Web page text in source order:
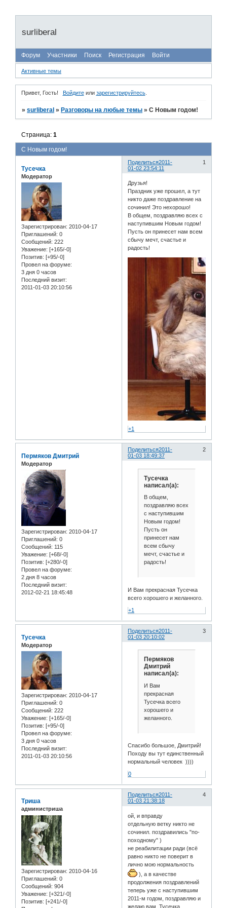
surliberal
Форум Участники Поиск Регистрация Войти
Активные темы
Привет, Гость! Войдитеили зарегистрируйтесь.
»surliberal » Разговоры на любые темы »С Новым годом!
С Новым годом!
Страница:1
Поделиться 1
2011-
01-02 23:54:11
Тусечка
Модератор
Зарегистрирован: 2010-04-17
Приглашений: 0
Сообщений: 222
Уважение: [+165/-0]
Позитив: [+95/-0]
Провел на форуме:
3 дня 0 часов
Последний визит:
2011-01-03 20:10:56
Друзья!
Праздник уже прошел, а тут
никто даже поздравление на
сочинил! Это нехорошо!
В общем, поздравляю всех с
наступившим Новым годом!
Пусть он принесет нам всем
сбычу мечт, счастье и
радость!
+1
Поделиться 2
2011-
01-03 18:49:37
Пермяков Дмитрий
Модератор
Зарегистрирован: 2010-04-17
Приглашений: 0
Сообщений: 115
Уважение: [+68/-0]
Позитив: [+280/-0]
Провел на форуме:
2 дня 8 часов
Последний визит:
2012-02-21 18:45:48
Тусечка
написал(а):
В общем,
поздравляю всех
с наступившим
Новым годом!
Пусть он
принесет нам
всем сбычу
мечт, счастье и
радость!
И Вам прекрасная Тусечка
всего хорошего и желанного.
+1
Поделиться 3
2011-
01-03 20:10:02
Тусечка
Модератор
Зарегистрирован: 2010-04-17
Приглашений: 0
Сообщений: 222
Уважение: [+165/-0]
Позитив: [+95/-0]
Провел на форуме:
3 дня 0 часов
Последний визит:
2011-01-03 20:10:56
Пермяков
Дмитрий
написал(а):
И Вам
прекрасная
Тусечка всего
хорошего и
желанного.
Спасибо большое, Дмитрий!
Походу вы тут единственный
нормальный человек ))))
0
Поделиться 4
2011-
01-03 21:38:18
Триша
администриша
Зарегистрирован: 2010-04-16
Приглашений: 0
Сообщений: 904
Уважение: [+321/-0]
Позитив: [+241/-0]
ой, и вправду
отдельную ветку никто не
сочинил. поздравились "по-
походному" )
не реабилитации ради (всё
равно никто не поверит в
лично мою нормальность
), а в качестве
продолжения поздравлений
теперь уже с наступившим
2011-м годом, поздравляю и
желаю вам, Тусечка,